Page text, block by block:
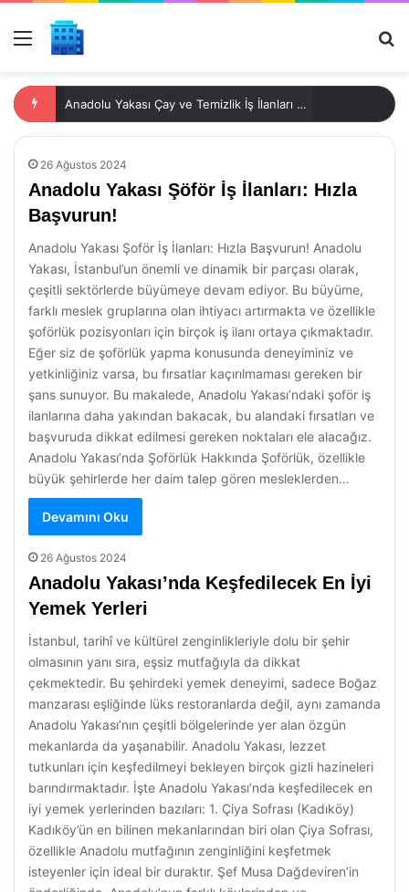
Menü
Anadolu Yakası Çay ve Temizlik İş İlanları Sahibinden
26 Ağustos 2024
Anadolu Yakası Şöför İş İlanları: Hızla
Başvurun!
Anadolu Yakası Şoför İş İlanları: Hızla Başvurun! Anadolu
Yakası, İstanbul’un önemli ve dinamik bir parçası olarak,
çeşitli sektörlerde büyümeye devam ediyor. Bu büyüme,
farklı meslek gruplarına olan ihtiyacı artırmakta ve özellikle
şoförlük pozisyonları için birçok iş ilanı ortaya çıkmaktadır.
Eğer siz de şoförlük yapma konusunda deneyiminiz ve
yetkinliğiniz varsa, bu fırsatlar kaçırılmaması gereken bir
şans sunuyor. Bu makalede, Anadolu Yakası’ndaki şoför iş
ilanlarına daha yakından bakacak, bu alandaki fırsatları ve
başvuruda dikkat edilmesi gereken noktaları ele alacağız.
Anadolu Yakası’nda Şoförlük Hakkında Şoförlük, özellikle
büyük şehirlerde her daim talep gören mesleklerden…
Devamını Oku
26 Ağustos 2024
Anadolu Yakası’nda Keşfedilecek En İyi
Yemek Yerleri
İstanbul, tarihî ve kültürel zenginlikleriyle dolu bir şehir
olmasının yanı sıra, eşsiz mutfağıyla da dikkat
çekmektedir. Bu şehirdeki yemek deneyimi, sadece Boğaz
manzarası eşliğinde lüks restoranlarda değil, aynı zamanda
Anadolu Yakası’nın çeşitli bölgelerinde yer alan özgün
mekanlarda da yaşanabilir. Anadolu Yakası, lezzet
tutkunları için keşfedilmeyi bekleyen birçok gizli hazineleri
barındırmaktadır. İşte Anadolu Yakası’nda keşfedilecek en
iyi yemek yerlerinden bazıları: 1. Çiya Sofrası (Kadıköy)
Kadıköy’ün en bilinen mekanlarından biri olan Çiya Sofrası,
özellikle Anadolu mutfağının zenginliğini keşfetmek
isteyenler için ideal bir duraktır. Şef Musa Dağdeviren’in